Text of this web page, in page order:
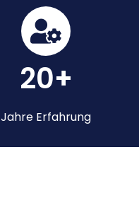
20+
Jahre Erfahrung